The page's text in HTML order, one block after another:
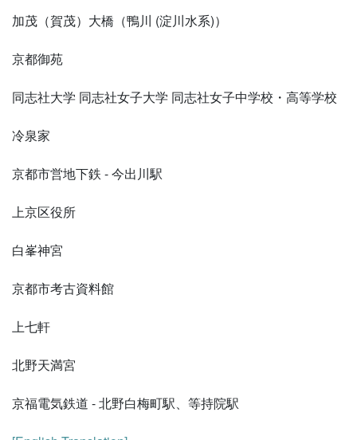
加茂（賀茂）大橋（鴨川 (淀川水系)）
京都御苑
同志社大学 同志社女子大学 同志社女子中学校・高等学校
冷泉家
京都市営地下鉄 - 今出川駅
上京区役所
白峯神宮
京都市考古資料館
上七軒
北野天満宮
京福電気鉄道 - 北野白梅町駅、等持院駅